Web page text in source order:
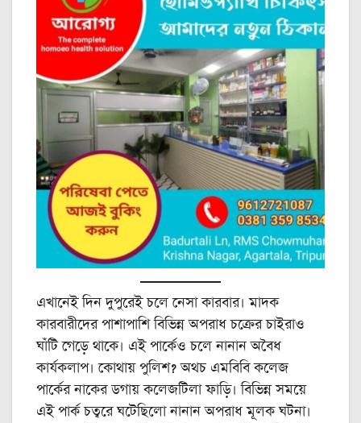
এখানেই দিন দুপুরেই চলে নেসা কারবার। মাদক
কারবারীদের পাশাপাশি বিভিন্ন অপরাধ চক্রের চাইরাও
ঘাঁটি গেড়ে থাকে। এই পার্কেও চলে নানান অবৈধ
কার্যকলাপ। কোথায় পুলিশ? অথচ এমবিবি কলেজ
পার্কের নাকের ডগায় কলেজটিলা ফাড়ি। বিভিন্ন সময়ে
এই পার্ক চত্বরে ঘটেছিলো নানান অপরাধ মূলক ঘটনা।